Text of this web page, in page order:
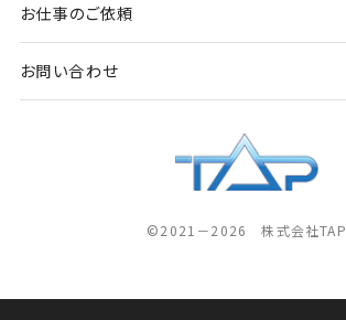
お仕事のご依頼
お問い合わせ
©2021－2026 株式会社TAP